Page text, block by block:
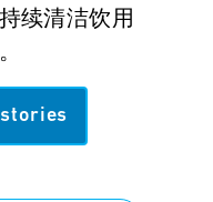
续清洁饮用